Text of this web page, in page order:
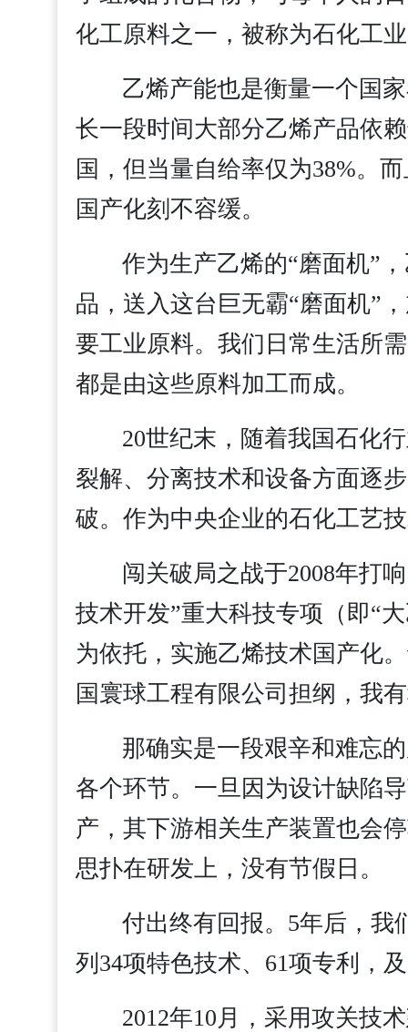
化工原料之一，被称为石化工
乙烯产能也是衡量一个国
长一段时间大部分乙烯产品依
国，但当量自给率仅为38%。
国产化刻不容缓。
作为生产乙烯的“磨面机”
品，送入这台巨无霸“磨面机”
要工业原料。我们日常生活所
都是由这些原料加工而成。
20世纪末，随着我国石化
裂解、分离技术和设备方面逐
破。作为中央企业的石化工艺
闯关破局之战于2008年打
技术开发”重大科技专项（即“
为依托，实施乙烯技术国产化
国寰球工程有限公司担纲，我
那确实是一段艰辛和难忘
各个环节。一旦因为设计缺陷
产，其下游相关生产装置也会
思扑在研发上，没有节假日。
付出终有回报。5年后，我
列34项特色技术、61项专利，
2012年10月，采用攻关技